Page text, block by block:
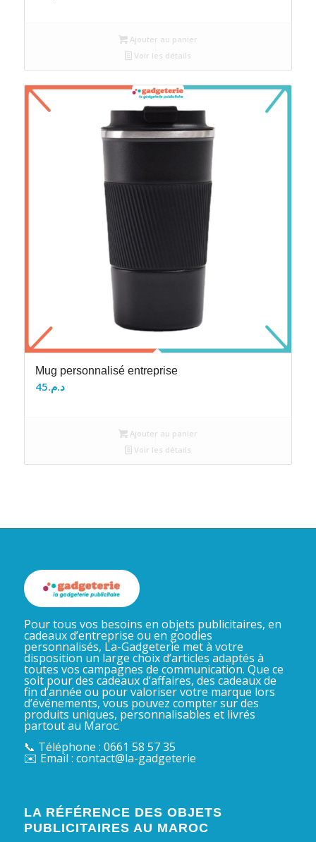
Ajouter au panier
Voir les détails
Mug personnalisé entreprise
د.م.45
Ajouter au panier
Voir les détails
Pour tous vos besoins en objets publicitaires, en
cadeaux d’entreprise ou en goodies
personnalisés, La-Gadgeterie met à votre
disposition un large choix d’articles adaptés à
toutes vos campagnes de communication. Que ce
soit pour des cadeaux d’affaires, des cadeaux de
fin d’année ou pour valoriser votre marque lors
d’événements, vous pouvez compter sur des
produits uniques, personnalisables et livrés
partout au Maroc.
📞 Téléphone : 0661 58 57 35
✉️ Email : contact@la-gadgeterie
LA RÉFÉRENCE DES OBJETS
PUBLICITAIRES AU MAROC